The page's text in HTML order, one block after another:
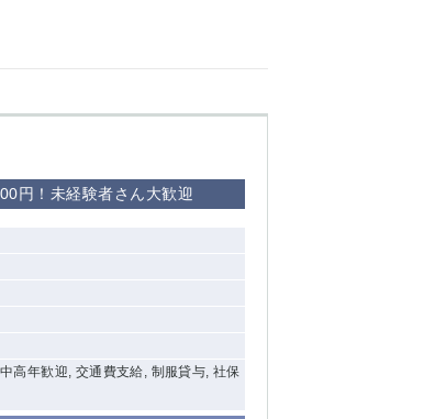
円！未経験者さん大歓迎
高年歓迎, 交通費支給, 制服貸与, 社保
ヶ谷大蔵